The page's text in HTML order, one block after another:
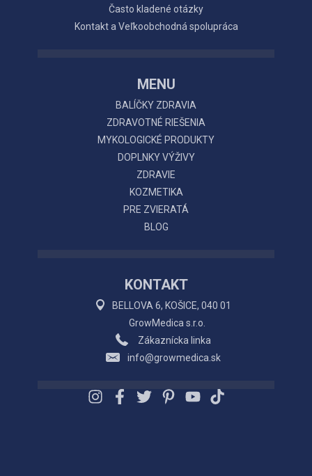
Často kladené otázky
Kontakt a Veľkoobchodná spolupráca
MENU
BALÍČKY ZDRAVIA
ZDRAVOTNÉ RIEŠENIA
MYKOLOGICKÉ PRODUKTY
DOPLNKY VÝŽIVY
ZDRAVIE
KOZMETIKA
PRE ZVIERATÁ
BLOG
KONTAKT
BELLOVA 6, KOŠICE, 040 01
GrowMedica s.r.o.
Zákaznícka linka
info@growmedica.sk